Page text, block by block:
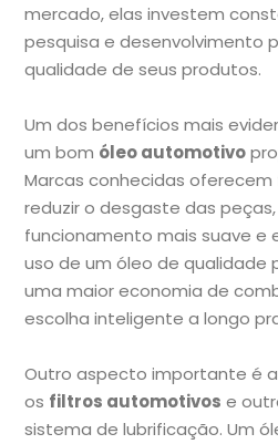
mercado, elas investem
pesquisa e desenvolvimento
qualidade de seus produtos.
Um dos benefícios mais
um bom óleo automotivo
Marcas conhecidas
reduzir o desgaste das
funcionamento mais suave e
uso de um óleo de qualidade
uma maior economia de
escolha inteligente a longo
Outro aspecto importante é
os filtros automotivos e
sistema de lubrificação. Um